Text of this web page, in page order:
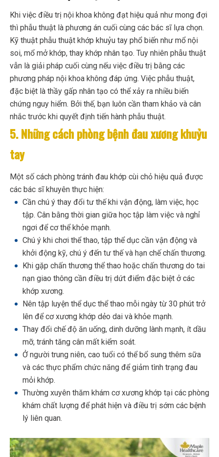
Khi việc điều trị nội khoa không đạt hiệu quả như mong đợi
thì phẫu thuật là phương án cuối cùng các bác sĩ lựa chọn.
Kỹ thuật phẫu thuật khớp khuỷu tay phổ biến như mổ nội
soi, mổ mở khớp, thay khớp nhân tạo. Tuy nhiên phẫu thuật
vẫn là giải pháp cuối cùng nếu việc điều trị bằng các
phương pháp nội khoa không đáp ứng. Việc phẫu thuật,
đặc biệt là thầy gấp nhân tạo có thể xảy ra nhiều biến
chứng nguy hiểm. Bởi thế, bạn luôn cần tham khảo và cân
nhắc trước khi quyết định tiến hành phẫu thuật.
5. Những cách phòng bệnh đau xương khuỷu
tay
Một số cách phòng tránh đau khớp cùi chỏ hiệu quả được
các bác sĩ khuyên thực hiện:
Cần chú ý thay đổi tư thế khi vận động, làm việc, học
tập. Cân bằng thời gian giữa học tập làm việc và nghỉ
ngơi để cơ thể khỏe mạnh.
Chú ý khi chơi thể thao, tập thể dục cần vận động và
khởi động kỹ, chú ý đến tư thế và hạn chế chấn thương.
Khi gặp chấn thương thể thao hoặc chấn thương do tai
nạn giao thông cần điều trị dứt điểm đặc biệt ở các
khớp xương.
Nên tập luyện thể dục thể thao mỗi ngày từ 30 phút trở
lên để cơ xương khớp dẻo dai và khỏe mạnh.
Thay đổi chế độ ăn uống, dinh dưỡng lành mạnh, ít dầu
mỡ, tránh tăng cân mất kiểm soát.
Ở người trung niên, cao tuổi có thể bổ sung thêm sữa
và các thực phẩm chức năng để giảm tình trạng đau
mỏi khớp.
Thường xuyên thăm khám cơ xương khớp tại các phòng
khám chất lượng để phát hiện và điều trị sớm các bệnh
lý liên quan.